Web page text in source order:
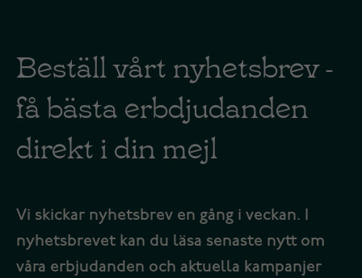
Beställ vårt nyhetsbrev -
få bästa erbdjudanden
direkt i din mejl
Vi skickar nyhetsbrev en gång i veckan. I
nyhetsbrevet kan du läsa senaste nytt om
våra erbjudanden och aktuella kampanjer